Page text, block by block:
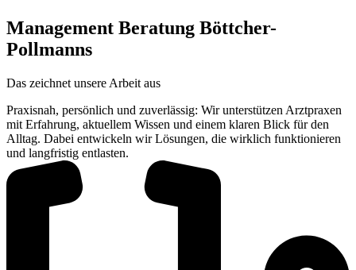
Management Beratung Böttcher-
Pollmanns
Das zeichnet unsere Arbeit aus
Praxisnah, persönlich und zuverlässig: Wir unterstützen Arztpraxen
mit Erfahrung, aktuellem Wissen und einem klaren Blick für den
Alltag. Dabei entwickeln wir Lösungen, die wirklich funktionieren
und langfristig entlasten.